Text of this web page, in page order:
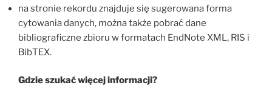
na stronie rekordu znajduje się sugerowana forma
cytowania danych, można także pobrać dane
bibliograficzne zbioru w formatach EndNote XML, RIS i
BibTEX.
Gdzie szukać więcej informacji?